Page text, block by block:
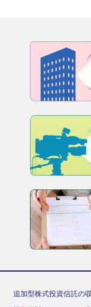
追加型株式投資信託の